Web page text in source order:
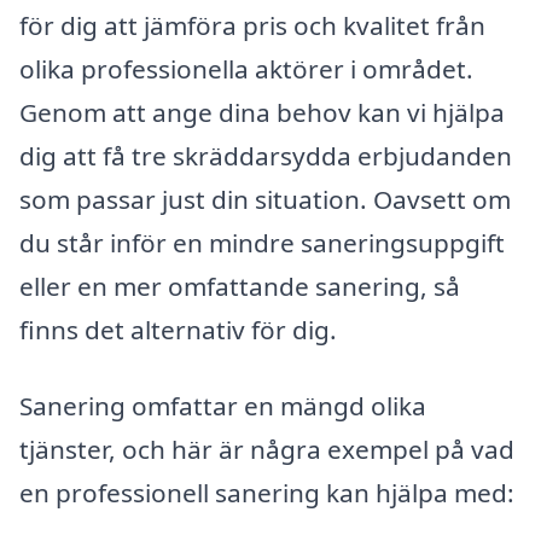
för dig att jämföra pris och kvalitet från
olika professionella aktörer i området.
Genom att ange dina behov kan vi hjälpa
dig att få tre skräddarsydda erbjudanden
som passar just din situation. Oavsett om
du står inför en mindre saneringsuppgift
eller en mer omfattande sanering, så
finns det alternativ för dig.
Sanering omfattar en mängd olika
tjänster, och här är några exempel på vad
en professionell sanering kan hjälpa med: